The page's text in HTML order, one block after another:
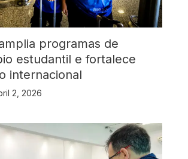
programas de
estudantil e fortalece
internacional
2, 2026